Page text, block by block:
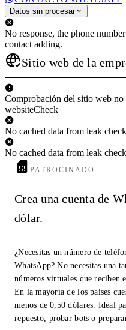
Datos sin procesar
No response, the phone
contact adding.
Sitio web de la
Comprobación del sitio web
websiteCheck
No cached data from leak check
No cached data from leak
PATROCINADO
Crea una cuenta de
dólar.
¿Necesitas un número de
WhatsApp? No necesitas una
números virtuales que reciben
En la mayoría de los países
menos de 0,50 dólares. Ideal
repuesto, probar bots o